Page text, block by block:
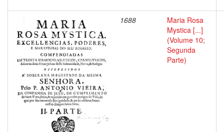
1688
Maria Rosa
Mystica [...]
(Volume 10;
Segunda
Parte)